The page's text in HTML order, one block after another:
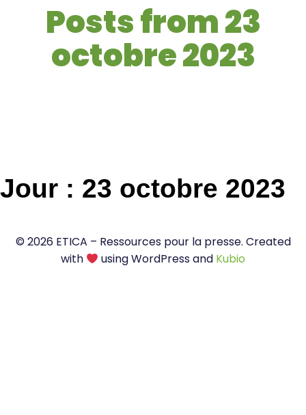
Posts from 23
octobre 2023
Jour : 23 octobre 2023
© 2026 ETICA – Ressources pour la presse. Created
with
using WordPress and Kubio